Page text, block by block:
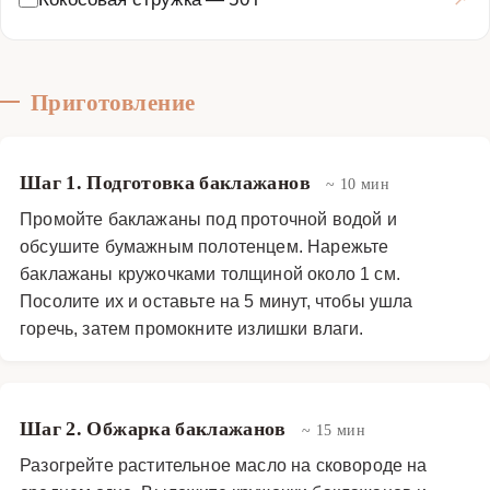
Приготовление
Шаг 1. Подготовка баклажанов ~ 10 мин
Промойте баклажаны под проточной водой и
обсушите бумажным полотенцем. Нарежьте
баклажаны кружочками толщиной около 1 см.
Посолите их и оставьте на 5 минут, чтобы ушла
горечь, затем промокните излишки влаги.
Шаг 2. Обжарка баклажанов ~ 15 мин
Разогрейте растительное масло на сковороде на